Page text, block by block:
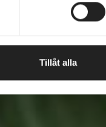
Tillåt alla